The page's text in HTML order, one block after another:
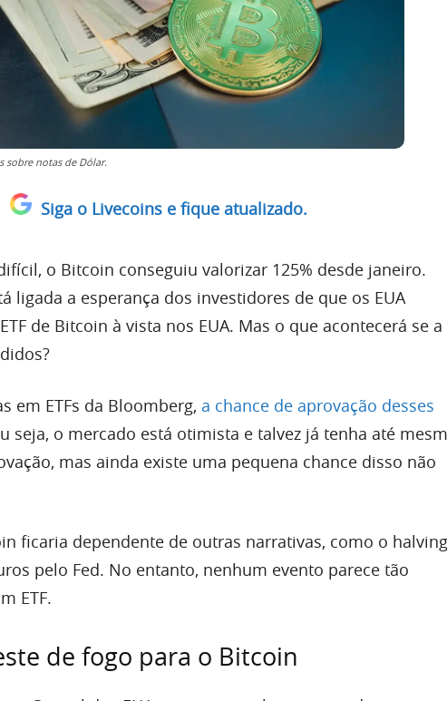
sobre notas de Dólar.
Siga o Livecoins e fique atualizado.
o Bitcoin conseguiu valorizar 125% desde janeiro.
ligada a esperança dos investidores de que os EUA
de Bitcoin à vista nos EUA. Mas o que acontecerá se a
em ETFs da Bloomberg, a chance de aprovação desses
seja, o mercado está otimista e talvez já tenha até
mas ainda existe uma pequena chance disso não
ficaria dependente de outras narrativas, como o
pelo Fed. No entanto, nenhum evento parece tão
ETF.
de fogo para o Bitcoin